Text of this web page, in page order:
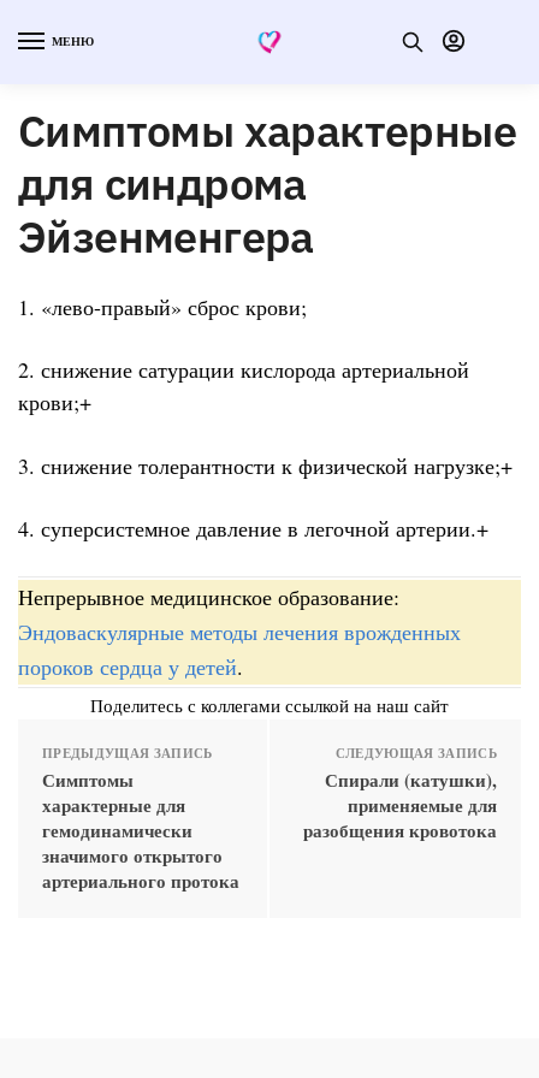
МЕНЮ
Симптомы характерные
для синдрома
Эйзенменгера
1. «лево-правый» сброс крови;
2. снижение сатурации кислорода артериальной
крови;+
3. снижение толерантности к физической нагрузке;+
4. суперсистемное давление в легочной артерии.+
Непрерывное медицинское образование:
Эндоваскулярные методы лечения врожденных
пороков сердца у детей.
Поделитесь с коллегами ссылкой на наш сайт
ПРЕДЫДУЩАЯ ЗАПИСЬ
Симптомы
характерные для
гемодинамически
значимого открытого
артериального протока
СЛЕДУЮЩАЯ ЗАПИСЬ
Спирали (катушки),
применяемые для
разобщения кровотока